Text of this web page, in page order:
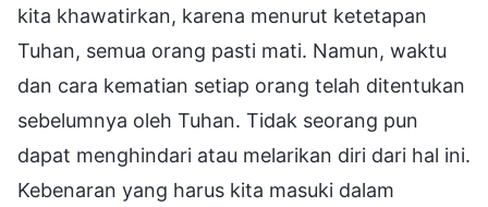
kita khawatirkan, karena menurut ketetapan
Tuhan, semua orang pasti mati. Namun, waktu
dan cara kematian setiap orang telah ditentukan
sebelumnya oleh Tuhan. Tidak seorang pun
dapat menghindari atau melarikan diri dari hal ini.
Kebenaran yang harus kita masuki dalam